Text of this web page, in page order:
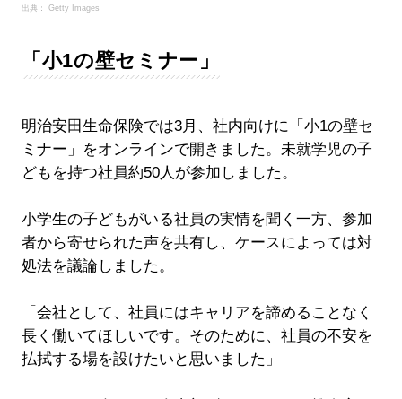
出典： Getty Images
「小1の壁セミナー」
明治安田生命保険では3月、社内向けに「小1の壁セ
ミナー」をオンラインで開きました。未就学児の子
どもを持つ社員約50人が参加しました。
小学生の子どもがいる社員の実情を聞く一方、参加
者から寄せられた声を共有し、ケースによっては対
処法を議論しました。
「会社として、社員にはキャリアを諦めることなく
長く働いてほしいです。そのために、社員の不安を
払拭する場を設けたいと思いました」